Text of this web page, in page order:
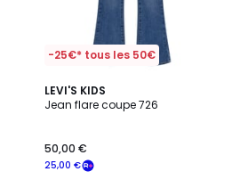
-25€* tous les 50€
LEVI'S KIDS
Jean flare coupe 726
25,00 €
50,00 €
4,8
/ 5